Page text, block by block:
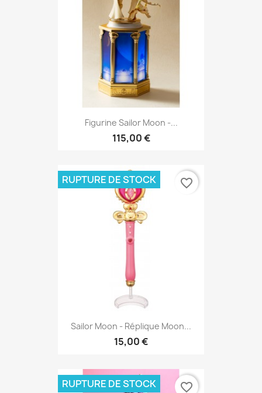
Figurine Sailor Moon -...
115,00 €
Sailor Moon - Réplique Moon...
15,00 €
RUPTURE DE STOCK favorite_border
RUPTURE DE STOCK favorite_border